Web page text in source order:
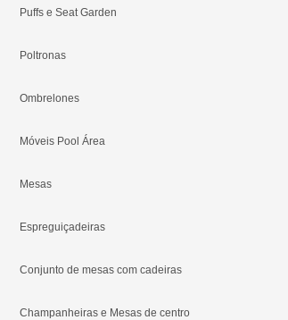
Puffs e Seat Garden
Poltronas
Ombrelones
Móveis Pool Área
Mesas
Espreguiçadeiras
Conjunto de mesas com cadeiras
Champanheiras e Mesas de centro